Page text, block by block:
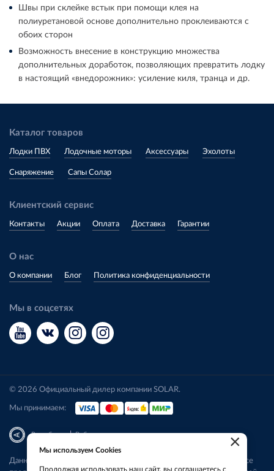
Швы при склейке встык при помощи клея на
полиуретановой основе дополнительно проклеиваются с
обоих сторон
Возможность внесение в конструкцию множества
дополнительных доработок, позволяющих превратить лодку
в настоящий «внедорожник»: усиление киля, транца и др.
Каталог товаров
Лодки ПВХ Лодочные моторы Аксессуары Эхолоты
Снаряжение Сапы Солар
Клиентский сервис
Контакты Акции Оплата Доставка Гарантии
О нас
О компании Блог Политика конфиденциальности
Мы в соцсетях
© 2026 Официальный дилер компании SOLAR.
Мы принимаем:
Разработка|Веб-аналитика
Данный сайт носит исключительно информационный характер. Все
×
Мы используем Cookies
Продолжая использовать наш сайт, вы соглашаетесь с